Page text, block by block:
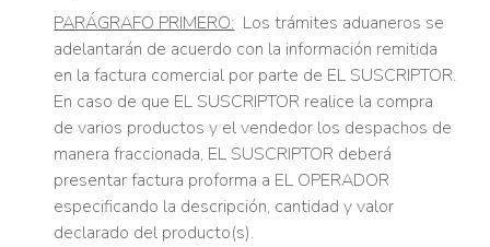
PARÁGRAFO PRIMERO: Los trámites aduaneros se
adelantarán de acuerdo con la información remitida
en la factura comercial por parte de EL SUSCRIPTOR.
En caso de que EL SUSCRIPTOR realice la compra
de varios productos y el vendedor los despachos de
manera fraccionada, EL SUSCRIPTOR deberá
presentar factura proforma a EL OPERADOR
especificando la descripción, cantidad y valor
declarado del producto(s).